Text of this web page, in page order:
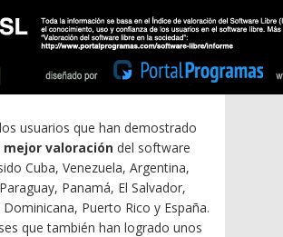
usuarios que han demostrado
mejor valoración del software
Cuba, Venezuela, Argentina,
Panamá, El Salvador,
Dominicana, Puerto Rico y España.
que también han logrado unos